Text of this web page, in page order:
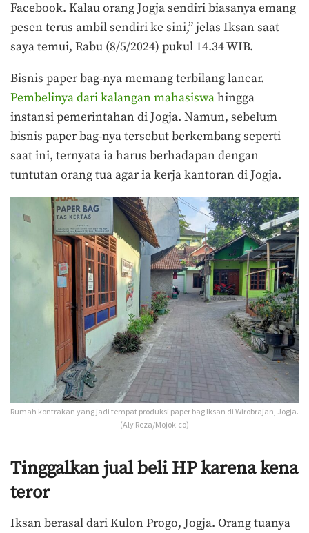
Facebook. Kalau orang Jogja sendiri biasanya emang
pesen terus ambil sendiri ke sini,” jelas Iksan saat
saya temui, Rabu (8/5/2024) pukul 14.34 WIB.
Bisnis paper bag-nya memang terbilang lancar.
Pembelinya dari kalangan mahasiswahingga
instansi pemerintahan di Jogja. Namun, sebelum
bisnis paper bag-nya tersebut berkembang seperti
saat ini, ternyata ia harus berhadapan dengan
tuntutan orang tua agar ia kerja kantoran di Jogja.
Rumah kontrakan yang jadi tempat produksi paper bag Iksan di Wirobrajan, Jogja.
(Aly Reza/Mojok.co)
Tinggalkan jual beli HP karena kena
teror
Iksan berasal dari Kulon Progo, Jogja. Orang tuanya